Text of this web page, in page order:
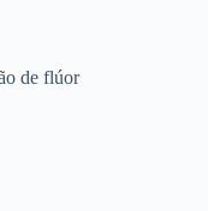
de flúor